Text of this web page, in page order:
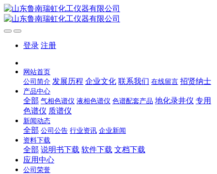
登录 注册
网站首页
公司简介 发展历程 企业文化 联系我们 在线留言 招贤纳士
产品中心
全部 气相色谱仪 液相色谱仪 色谱配套产品 地化录井仪 专用
色谱仪 质谱仪
新闻动态
全部 公司公告 行业资讯 企业新闻
资料下载
全部 说明书下载 软件下载 文档下载
应用中心
公司荣誉